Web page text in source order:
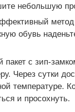
небольшую
метод
обувь
пакет с зип-
Через сутки
температуре.
и просохнуть.